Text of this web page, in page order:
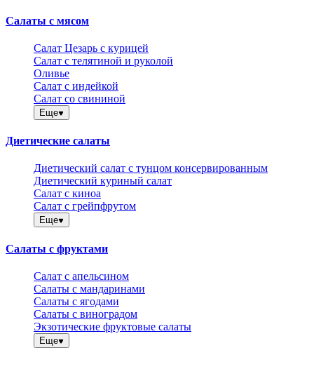
Салаты с мясом
Салат Цезарь с курицей
Салат с телятиной и руколой
Оливье
Салат с индейкой
Салат со свининой
Еще
Диетические салаты
Диетический салат с тунцом консервированным
Диетический куриный салат
Салат с киноа
Салат с грейпфрутом
Еще
Салаты с фруктами
Салат с апельсином
Салаты с мандаринами
Салаты с ягодами
Салаты с виноградом
Экзотические фруктовые салаты
Еще